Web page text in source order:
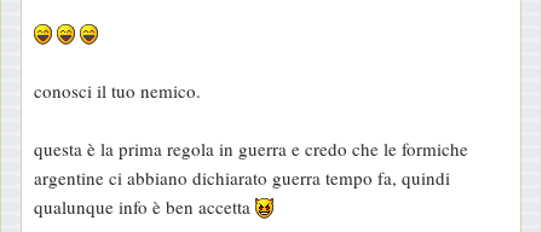
s
a
g
i
o
conosci il tuo nemico.
questa è la prima regola in guerra e credo che le formiche
argentine ci abbiano dichiarato guerra tempo fa, quindi
qualunque info è ben accetta